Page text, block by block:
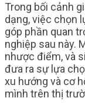
Trong bối cảnh
dạng, việc chọn
góp phần quan
nghiệp sau này.
nhược điểm, và
đưa ra sự lựa
xu hướng và cơ
mình trên thị